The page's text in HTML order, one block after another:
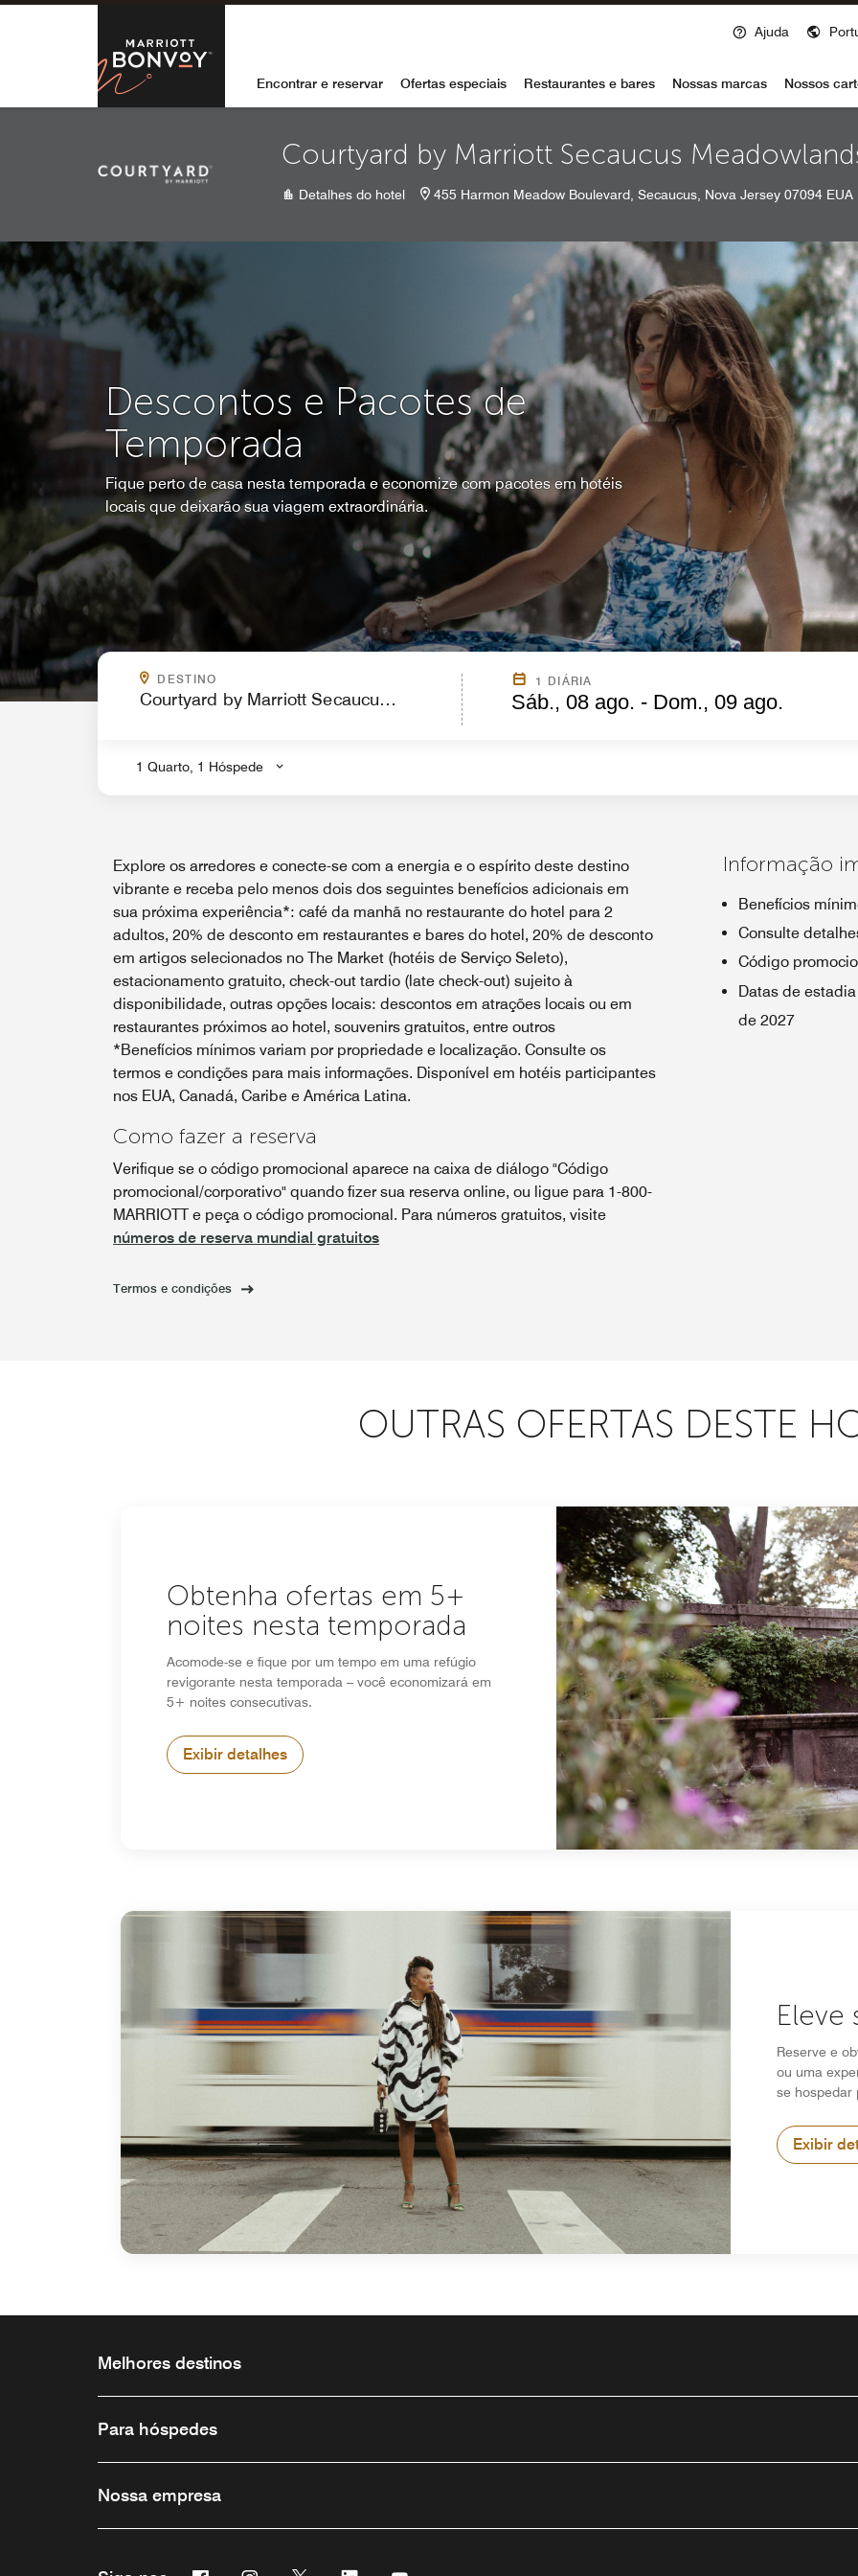
Skip to Content
Marriott Bonvoy
Ajuda
Encontrar e reservar Ofertas especiais Restaurantes e bares Nossas marcas Nossos
Courtyard by Marriott Secaucus
Detalhes do hotel 455 Harmon Meadow Boulevard, Secaucus, Nova Jersey 07094 EUA
Descontos e Pacotes de
Temporada
Fique perto de casa nesta temporada e economize com pacotes em hotéis
locais que deixarão sua viagem extraordinária.
DESTINO
.
1 DIÁRIA
Sáb., 08 ago. - Dom., 09 ago.
1 Quarto, 1 Hóspede
Explore os arredores e conecte-se com a energia e o espírito deste destino
vibrante e receba pelo menos dois dos seguintes benefícios adicionais em
sua próxima experiência*: café da manhã no restaurante do hotel para 2
adultos, 20% de desconto em restaurantes e bares do hotel, 20% de desconto
em artigos selecionados no The Market (hotéis de Serviço Seleto),
estacionamento gratuito, check-out tardio (late check-out) sujeito à
disponibilidade, outras opções locais: descontos em atrações locais ou em
restaurantes próximos ao hotel, souvenirs gratuitos, entre outros
*Benefícios mínimos variam por propriedade e localização. Consulte os
termos e condições para mais informações. Disponível em hotéis participantes
nos EUA, Canadá, Caribe e América Latina.
Como fazer a reserva
Verifique se o código promocional aparece na caixa de diálogo "Código
promocional/corporativo" quando fizer sua reserva online, ou ligue para 1-800-
MARRIOTT e peça o código promocional. Para números gratuitos, visite
números de reserva mundial gratuitos
Termos e condições
Informação
Benefícios
Consulte
Código
Datas de
de 2027
OUTRAS OFERTAS DESTE
Obtenha ofertas em 5+
noites nesta temporada
Acomode-se e fique por um tempo em uma refúgio
revigorante nesta temporada – você economizará em
5+ noites consecutivas.
Exibir detalhes
Eleve
Reserve e
ou uma
se hospedar
Exibir
Melhores destinos
Para hóspedes
Nossa empresa